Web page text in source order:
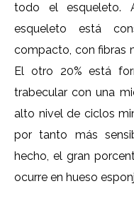
todo el esqueleto.
esqueleto está
compacto, con fibras
El otro 20% está
trabecular con una
alto nivel de ciclos
por tanto más
hecho, el gran
ocurre en hueso